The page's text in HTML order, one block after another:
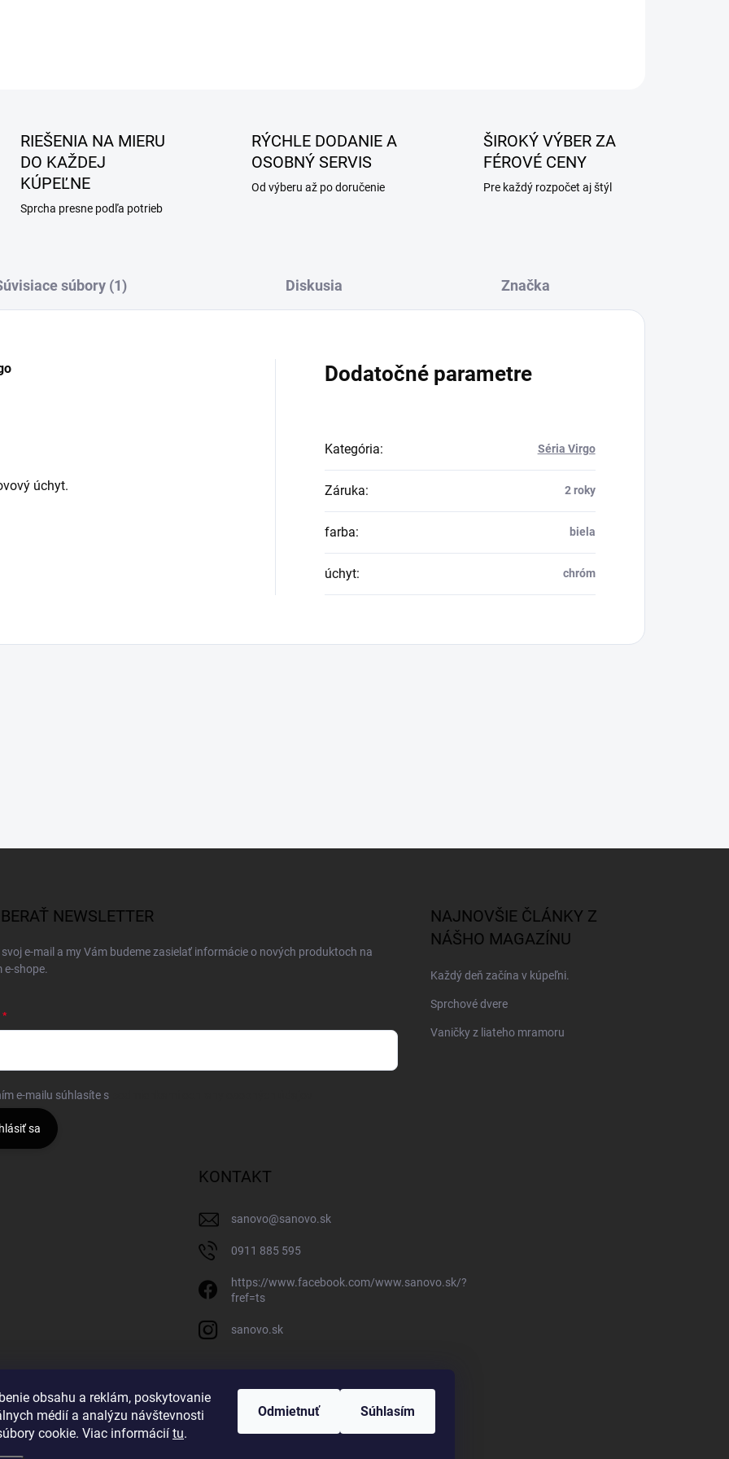
obsahu a reklám, poskytovanie
médií a analýzu návštevnosti
cookie. Viac informácií tu.
Odmietnuť Súhlasím
RIEŠENIA NA MIERU
DO KAŽDEJ
KÚPEĽNE
Sprcha presne podľa potrieb
RÝCHLE DODANIE A
OSOBNÝ SERVIS
Od výberu až po doručenie
ŠIROKÝ VÝBER ZA
FÉROVÉ CENY
Pre každý rozpočet aj štýl
súbory (1) Diskusia Značka
úchyt.
Dodatočné parametre
Kategória: Séria Virgo
Záruka: 2 roky
farba: biela
úchyt: chróm
NEWSLETTER
e-mail a my Vám budeme zasielať informácie o nových produktoch na
e-shope.
e-mailu súhlasíte s
sa
NAJNOVŠIE ČLÁNKY Z
NÁŠHO MAGAZÍNU
Každý deň začína v kúpeľni.
Sprchové dvere
Vaničky z liateho mramoru
KONTAKT
sanovo@sanovo.sk
0911 885 595
https://www.facebook.com/www.sanovo.sk/?
fref=ts
sanovo.sk